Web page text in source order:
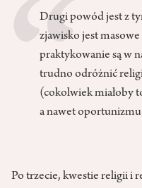
Drugi powód jest z
zjawisko jest
praktykowanie są w
trudno odróżnić
(cokolwiek miałoby
a nawet
Po trzecie, kwestie religii i